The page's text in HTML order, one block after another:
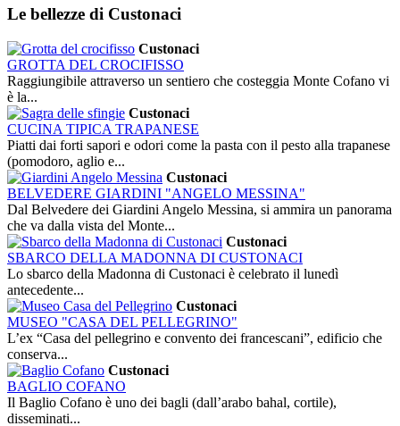
Le bellezze di Custonaci
Custonaci
GROTTA DEL CROCIFISSO
Raggiungibile attraverso un sentiero che costeggia Monte Cofano vi
è la...
Custonaci
CUCINA TIPICA TRAPANESE
Piatti dai forti sapori e odori come la pasta con il pesto alla trapanese
(pomodoro, aglio e...
Custonaci
BELVEDERE GIARDINI "ANGELO MESSINA"
Dal Belvedere dei Giardini Angelo Messina, si ammira un panorama
che va dalla vista del Monte...
Custonaci
SBARCO DELLA MADONNA DI CUSTONACI
Lo sbarco della Madonna di Custonaci è celebrato il lunedì
antecedente...
Custonaci
MUSEO "CASA DEL PELLEGRINO"
L’ex “Casa del pellegrino e convento dei francescani”, edificio che
conserva...
Custonaci
BAGLIO COFANO
Il Baglio Cofano è uno dei bagli (dall’arabo bahal, cortile),
disseminati...